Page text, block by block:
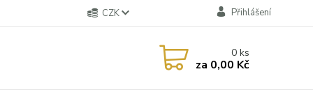
CZK Přihlášení
0ks
za 0,00 Kč